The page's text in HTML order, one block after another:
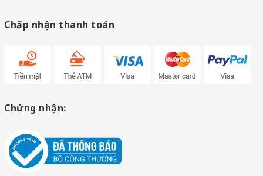
Chấp nhận thanh toán
Chứng nhận: